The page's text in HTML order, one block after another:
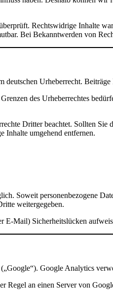
Rechtswidrige Inhalte
Bei Bekanntwerden von
Urheberrecht.
des Urheberrechtes
Dritter beachtet. Sollten
Inhalte umgehend entfernen.
Soweit personenbezogene
weitergegeben.
E-Mail) Sicherheitslücken
Google Analytics
an einen Server von